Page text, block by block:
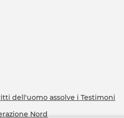
dell'uomo assolve i Testimoni
Nord